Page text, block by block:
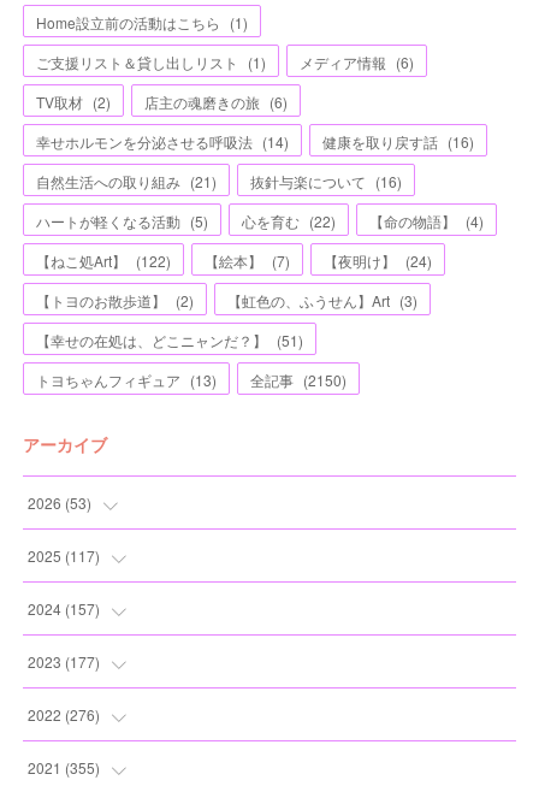
Home設立前の活動はこちら
(1)
ご支援リスト＆貸し出しリスト
(1) メディア情報 (6)
TV取材 (2) 店主の魂磨きの旅 (6)
幸せホルモンを分泌させる呼吸法 (14) 健康を取り戻す話 (16)
自然生活への取り組み (21) 抜針与楽について (16)
ハートが軽くなる活動 (5) 心を育む (22) 【命の物語】 (4)
【ねこ処Art】
(122) 【絵本】 (7) 【夜明け】 (24)
【トヨのお散歩道】
(2) 【虹色の、ふうせん】Art (3)
【幸せの在処は、どこニャンだ？】
(51)
トヨちゃんフィギュア (13) 全記事 (2150)
アーカイブ
2026 (53)
(1)
(5)
(7)
(11
2025 (117)
(11
(12
(12
(13
2024(157)
(13
(13
(10
2023 (177)
(20
(10
2022 (276)
(17
2021 (355)